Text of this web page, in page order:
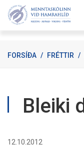
Fara
FORSÍÐA / FRÉTTIR /
Bleiki
12.10.2012